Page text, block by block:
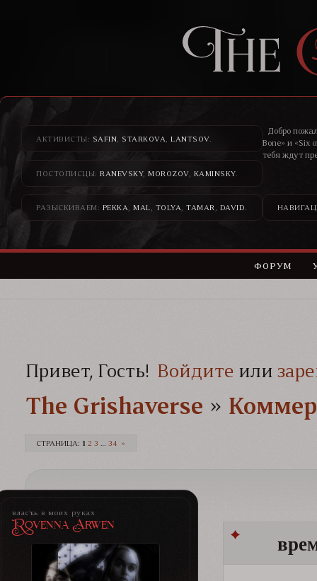
АКТИВИСТЫ: SAFIN STARKOVA LANTSOV.
ПОСТОПИСЦЫ: RANEVSKY, MOROZOV, KAMINSKY.
РАЗЫСКИВАЕМ: PEKKA MAL TOLYA TAMAR DAVID
Добро
Bone» и «Six
тебя ждут
ФОРУМ
Привет, Гость! Войдите или
The Grishaverse­­­ »
СТРАНИЦА: 1 2 3 34 »
власть в моих руках
Rovenna Arwen